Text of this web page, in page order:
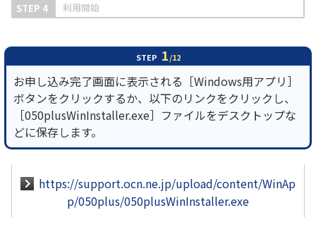
履歴・お気に入り
お知らせ サポートサイトの使い方
NTTドコモビジネスのお客さ
OCN サービス一覧
利用開始
STEP 1/12
お申し込み完了画面に表示される［Windows用アプリ］
ボタンをクリックするか、以下のリンクをクリックし、
［050plusWinInstaller.exe］ファイルをデスクトップな
どに保存します。
https://support.ocn.ne.jp/upload/content/WinAp
p/050plus/050plusWinInstaller.exe